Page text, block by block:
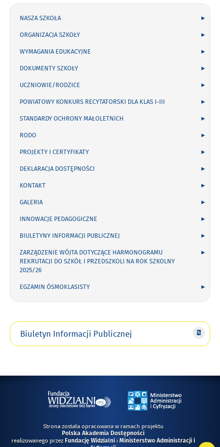
NASZA SZKOŁA
ORGANIZACJA SZKOŁY
WYMAGANIA EDUKACYJNE
DOKUMENTY SZKOŁY
UCZNIOWIE/RODZICE
POWIATOWY KONKURS RECYTATORSKI DLA KLAS I-III
STANDARDY OCHRONY MAŁOLETNICH
RODO
PROJEKTY I CERTYFIKATY
DEKLARACJA DOSTĘPNOŚCI
KONTAKT
GALERIA
INNOWACJE PEDAGOGICZNE
BIULETYNY INFORMACJI PUBLICZNEJ
ZARZĄDZENIE WÓJTA DOTYCZĄCE HARMONOGRAMU
REKRUTACJI DO SZKÓŁ I PRZEDSZKOLI NA ROK SZKOLNY
2025/26
EGZAMIN ÓSMOKLASISTY
Biuletyn Informacji Publicznej
Strona została opracowana w ramach projektu
Polska Akademia Dostępności
realizowanego przezFundację Widzialni iMinisterstwo Administracji i